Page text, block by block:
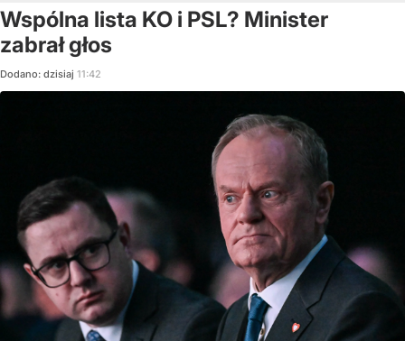
Wspólna lista KO i PSL? Minister
zabrał głos
Dodano: dzisiaj 11:42